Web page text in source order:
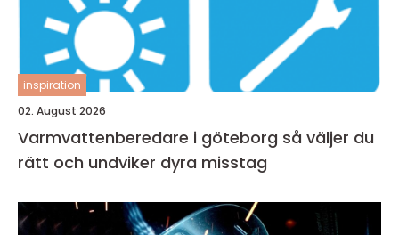
inspiration
02. August 2026
Varmvattenberedare i göteborg så väljer du
rätt och undviker dyra misstag